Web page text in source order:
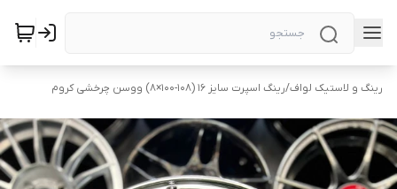
رینگ و لاستیک لواف/رینگ اسپرت سایز ۱۶ (۱۰۸-۱۰۰×۸) ووسن چرخشی کروم